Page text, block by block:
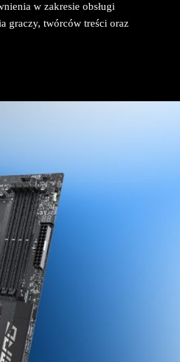
w zakresie obsługi
graczy, twórców treści oraz